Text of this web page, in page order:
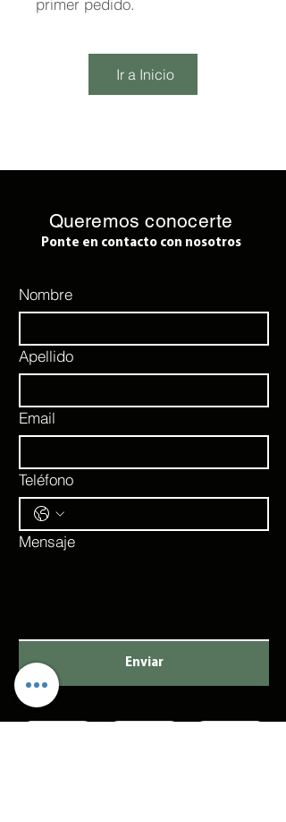
primer pedido.
Ir a Inicio
Queremos conocerte
Ponte en contacto con nosotros
Nombre
Apellido
Email
Teléfono
Mensaje
Enviar